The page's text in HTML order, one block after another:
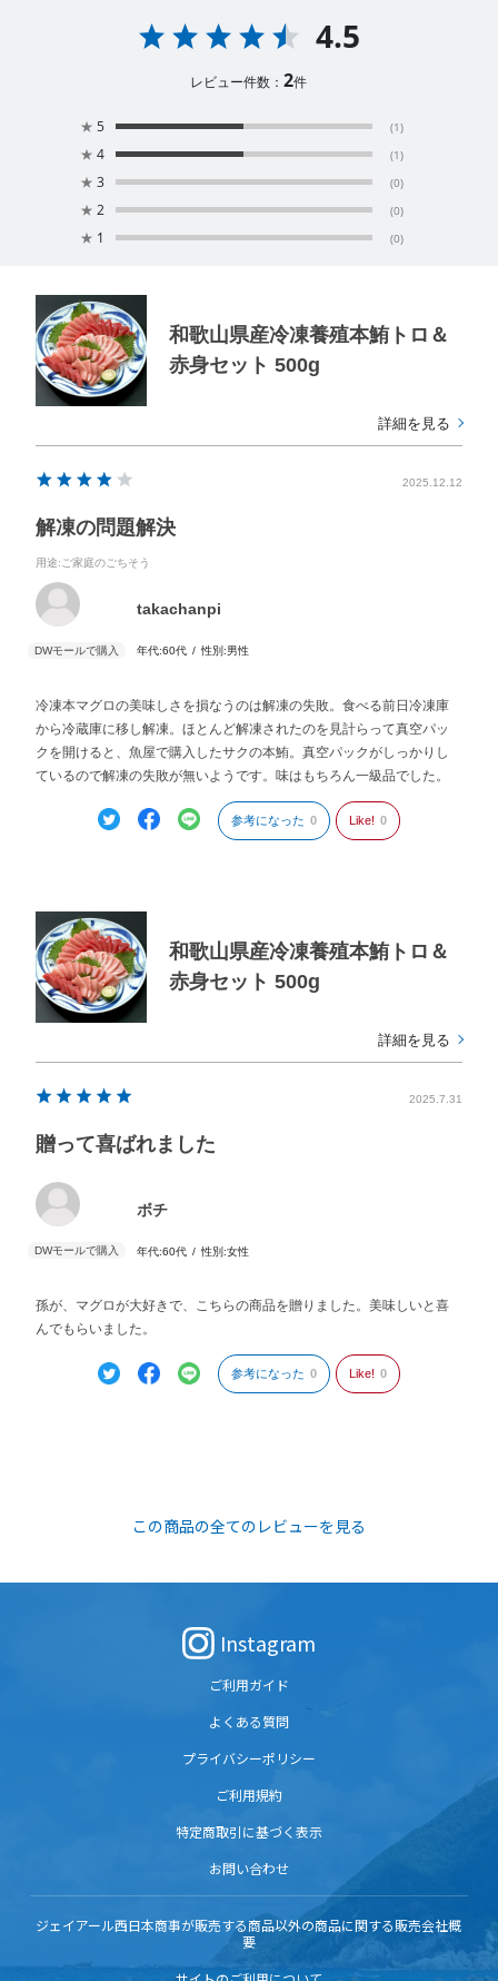
4.5
レビュー件数：2件
★ 5 (1)
★ 4 (1)
★ 3 (0)
★ 2 (0)
★ 1 (0)
和歌山県産冷凍養殖本鮪トロ＆
赤身セット 500g
詳細を見る
2025.12.12
解凍の問題解決
用途:ご家庭のごちそう
takachanpi
年代:60代 性別:男性
冷凍本マグロの美味しさを損なうのは解凍の失敗。食べる前日冷凍庫
から冷蔵庫に移し解凍。ほとんど解凍されたのを見計らって真空パッ
クを開けると、魚屋で購入したサクの本鮪。真空パックがしっかりし
ているので解凍の失敗が無いようです。味はもちろん一級品でした。
参考になった 0 Like! 0
和歌山県産冷凍養殖本鮪トロ＆
赤身セット 500g
詳細を見る
2025.7.31
贈って喜ばれました
ボチ
年代:60代 性別:女性
孫が、マグロが大好きで、こちらの商品を贈りました。美味しいと喜
んでもらいました。
参考になった 0 Like! 0
この商品の全てのレビューを見る
Instagram
ご利用ガイド
よくある質問
プライバシーポリシー
ご利用規約
特定商取引に基づく表示
お問い合わせ
ジェイアール西日本商事が販売する商品以外の商品に関する販売会社概
要